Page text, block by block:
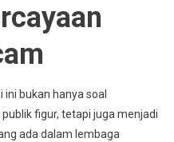
bukan hanya soal
figur, tetapi juga menjadi
ada dalam lembaga